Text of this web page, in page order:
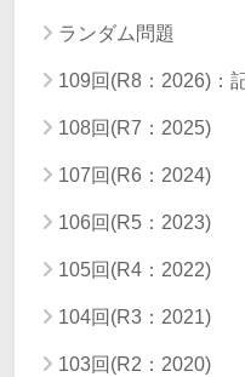
ランダム問題
109回(R8：2026)：
108回(R7：2025)
107回(R6：2024)
106回(R5：2023)
105回(R4：2022)
104回(R3：2021)
103回(R2：2020)